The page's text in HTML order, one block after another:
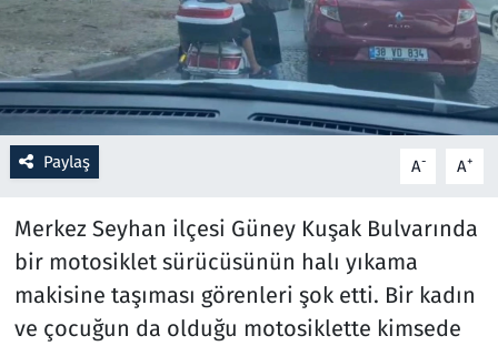
Paylaş A- A+
Merkez Seyhan ilçesi Güney Kuşak Bulvarında
bir motosiklet sürücüsünün halı yıkama
makisine taşıması görenleri şok etti. Bir kadın
ve çocuğun da olduğu motosiklette kimsede
Resmi İlanlar
Rüya Tabirleri
Sağlık
Savunma Sanayi
Seçim 2023
Spor